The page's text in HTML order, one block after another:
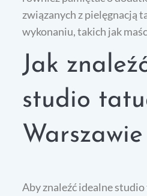
związanych z pielęgnacją
wykonaniu, takich jak
Jak
studio
Warszawie
Aby znaleźć idealne